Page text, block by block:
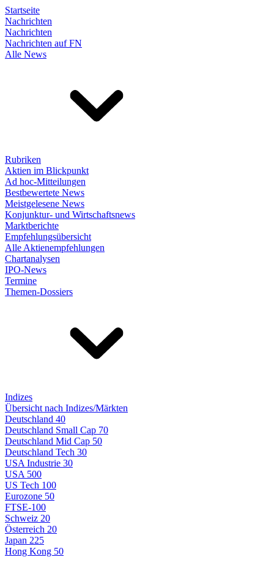
Startseite
Nachrichten
Nachrichten
Nachrichten auf FN
Alle News
Rubriken
Aktien im Blickpunkt
Ad hoc-Mitteilungen
Bestbewertete News
Meistgelesene News
Konjunktur- und Wirtschaftsnews
Marktberichte
Empfehlungsübersicht
Alle Aktienempfehlungen
Chartanalysen
IPO-News
Termine
Themen-Dossiers
Indizes
Übersicht nach Indizes/Märkten
Deutschland 40
Deutschland Small Cap 70
Deutschland Mid Cap 50
Deutschland Tech 30
USA Industrie 30
USA 500
US Tech 100
Eurozone 50
FTSE-100
Schweiz 20
Österreich 20
Japan 225
Hong Kong 50